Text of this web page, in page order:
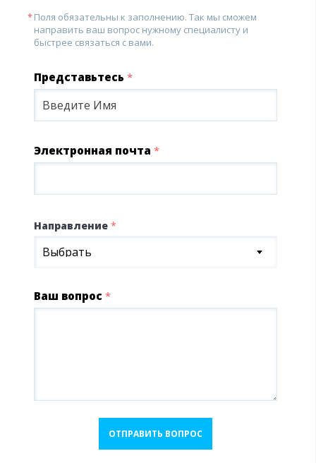
Поля обязательны к заполнению. Так мы сможем
направить ваш вопрос нужному специалисту и
быстрее связаться с вами.
Представьтесь *
Электронная почта *
Направление *
Выбрать
Ваш вопрос *
ОТПРАВИТЬ ВОПРОС